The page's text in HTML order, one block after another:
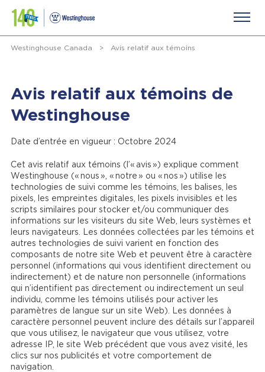
Westinghouse Canada > Avis relatif aux témoins
Avis relatif aux témoins de
Westinghouse
Date d’entrée en vigueur : Octobre 2024
Cet avis relatif aux témoins (l’« avis ») explique comment
Westinghouse (« nous », « notre » ou « nos ») utilise les
technologies de suivi comme les témoins, les balises, les
pixels, les empreintes digitales, les pixels invisibles et les
scripts similaires pour stocker et/ou communiquer des
informations sur les visiteurs du site Web, leurs systèmes et
leurs navigateurs. Les données collectées par les témoins et
autres technologies de suivi varient en fonction des
composants de notre site Web et peuvent être à caractère
personnel (informations qui vous identifient directement ou
indirectement) et de nature non personnelle (informations
qui n’identifient pas directement ou indirectement un seul
individu, comme les témoins utilisés pour activer les
paramètres de langue sur un site Web). Les données à
caractère personnel peuvent inclure des détails sur l’appareil
que vous utilisez, le navigateur que vous utilisez, votre
adresse IP, le site Web précédent que vous avez visité, les
clics sur nos publicités et votre comportement de
navigation.